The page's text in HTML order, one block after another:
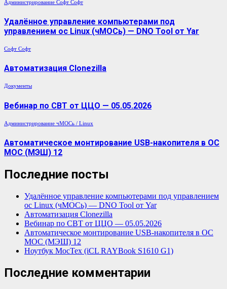
Администрирование Софт Софт
Удалённое управление компьютерами под
управлением ос Linux (чМОСь) — DNO Tool от Yar
Софт Софт
Автоматизация Clonezilla
Документы
Вебинар по СВТ от ЦЦО — 05.05.2026
Администрирование чМОСь / Linux
Автоматическое монтирование USB-накопителя в ОС
МОС (МЭШ) 12
Последние посты
Удалённое управление компьютерами под управлением
ос Linux (чМОСь) — DNO Tool от Yar
Автоматизация Clonezilla
Вебинар по СВТ от ЦЦО — 05.05.2026
Автоматическое монтирование USB-накопителя в ОС
МОС (МЭШ) 12
Ноутбук МосТех (iCL RAYBook S1610 G1)
Последние комментарии